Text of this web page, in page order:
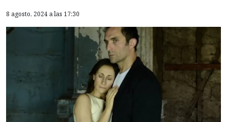
8 agosto, 2024 a las 17:30